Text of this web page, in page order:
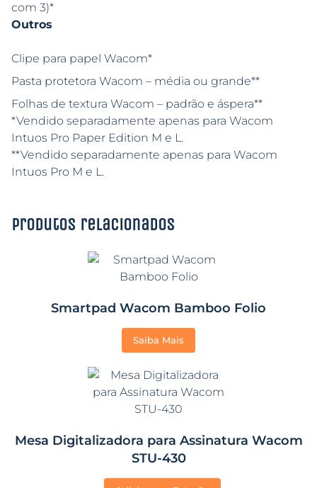
com 3)*
Outros
Clipe para papel Wacom*
Pasta protetora Wacom – média ou grande**
Folhas de textura Wacom – padrão e áspera**
*Vendido separadamente apenas para Wacom
Intuos Pro Paper Edition M e L.
**Vendido separadamente apenas para Wacom
Intuos Pro M e L.
Produtos relacionados
Smartpad Wacom Bamboo Folio
Saiba Mais
Mesa Digitalizadora para Assinatura Wacom
STU-430